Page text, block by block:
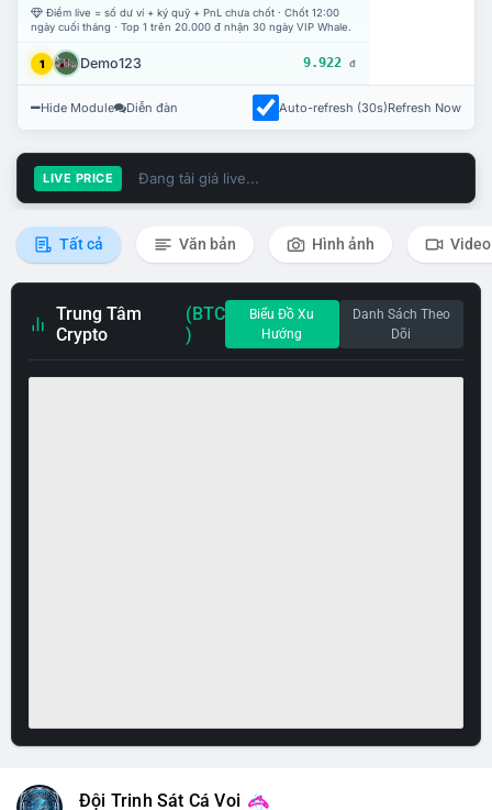
Điểm live = số dư ví + ký quỹ + PnL chưa chốt · Chốt 12:00
ngày cuối tháng · Top 1 trên 20.000 đ nhận 30 ngày VIP Whale.
1 Demo123 9.922 đ
Hide Module Diễn đàn Auto-refresh (30s)Refresh Now
LIVE PRICE Đang tải giá live...
Tất cả Văn bản Hình ảnh Video
Trung Tâm
Crypto
(BTC
)
Biểu Đồ Xu
Hướng
Danh Sách Theo
Dõi
Đội Trinh Sát Cá Voi